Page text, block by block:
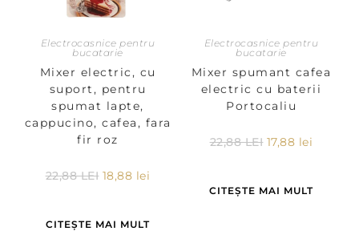
Electrocasnice pentru
bucatarie
Mixer electric, cu
suport, pentru
spumat lapte,
cappucino, cafea, fara
fir roz
22,88LEI 18,88 lei
CITEȘTE MAI MULT
Electrocasnice pentru
bucatarie
Mixer spumant cafea
electric cu baterii
Portocaliu
22,88LEI 17,88 lei
CITEȘTE MAI MULT